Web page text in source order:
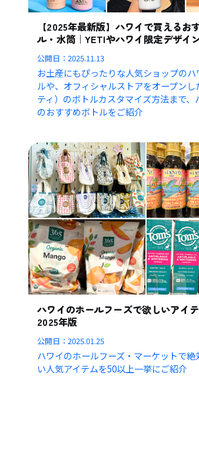
【2025年最新版】ハワイで買えるお
ル・水筒｜YETIやハワイ限定デザイ
公開日：2025.11.13
お土産にもぴったりな人気ショップの
ルや、オフィシャルストアをオープンし
ティ）のボトルカスタマイズ方法まで、
のおすすめボトルをご紹介
ハワイのホールフーズで欲しいアイテ
2025年版
公開日：2025.01.25
ハワイのホールフーズ・マーケットで絶
い人気アイテムを50以上一挙にご紹介